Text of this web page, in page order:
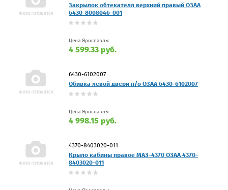
Закрылок обтекателя верхний правый ОЗАА
6430-8008046-001
Цена Ярославль:
4 599.33 руб.
6430-6102007
Обивка левой двери н/о ОЗАА 6430-6102007
Цена Ярославль:
4 998.15 руб.
4370-8403020-011
Крыло кабины правое МАЗ-4370 ОЗАА 4370-
8403020-011